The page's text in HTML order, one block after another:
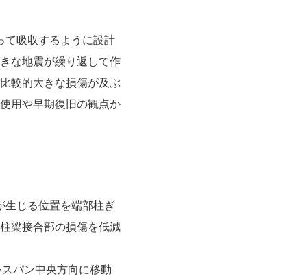
吸収するように設計
な地震が繰り返して作
較的大きな損傷が及ぶ
用や早期復旧の観点か
じる位置を端部柱ぎ
梁接合部の損傷を低減
パン中央方向に移動